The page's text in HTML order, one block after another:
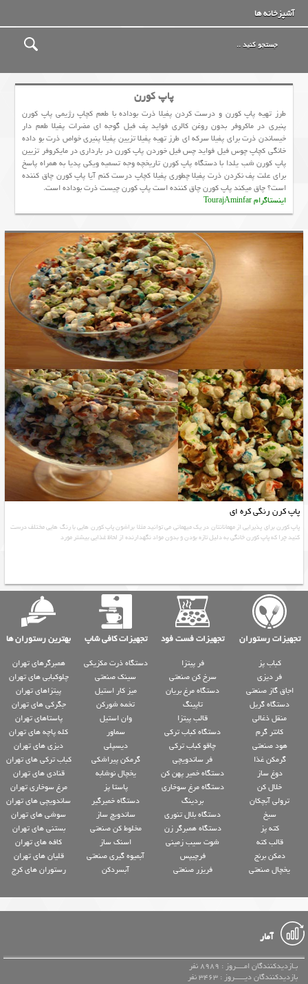
آشپزخانه ها
پاپ کورن
طرز تهیه پاپ کورن و درست كردن پفيلا ذرت بوداده با طعم کچاپ رژیمی پاپ کورن
پنیری در ماکروفر بدون روغن کالری فواید پف فیل گوجه ای مضرات پفیلا طعم دار
خیساندن ذرت برای پفیلا سرکه ای طرز تهیه پفیلا تزیین پفیلا پنیری خواص ذرت بو داده
خانگی کچاپ چوس فیل فواید چس فیل خوردن پاپ کورن در بارداری در مایکروفر تزیین
پاپ کورن شب یلدا با دستگاه پاپ کورن تاریخچه وجه تسمیه ویکی پدیا به همراه پاسخ
برای علت پف نکردن ذرت پفیلا چطوری پفیلا کچاپ درست کنم آیا پاپ کورن چاق کننده
است؟ چاق میکند پاپ کورن چاق کننده است پاپ کورن چیست ذرت بوداده است.
اینستاگرام TourajAminfar
پاپ کرن رنگی کره ای
پاپ کورن برای پذیرایی از مهمانانتان در یک میهمانی می توانید مثلا براشون پاپ کورن هایی با رنگ هایی مختلف درست
کنید چرا که پاپ کورن خانگی به دلیل تازه بودن و بدون مواد نگهدارنده از لحاظ غذایی بیشتر مورد
تجهیزات رستوران تجهیزات فست فود تجهیزات کافی شاپ بهترین رستوران ها
کباب پز
فر دیزی
اجاق گاز صنعتی
دستگاه گریل
منقل ذغالی
کانتر گرم
هود صنعتی
گرمکن غذا
دوغ ساز
خلال کن
ترولی آبچکان
سیخ
کته پز
قالب کته
دمکن برنج
یخچال صنعتی
فر پیتزا
سرخ کن صنعتی
دستگاه مرغ بریان
تاپینگ
قالب پیتزا
دستگاه کباب ترکی
چاقو کباب ترکی
فر ساندویچی
دستگاه خمیر پهن کن
دستگاه مرغ سوخاری
بردینگ
دستگاه بلال تنوری
دستگاه همبرگر زن
شوت سیب زمینی
فرچیپس
فریزر صنعتی
دستگاه ذرت مکزیکی
سینک صنعتی
میز کار استیل
تخمه شورکن
وان استیل
سماور
دیسپلی
گرمکن پیراشکی
یخچال نوشابه
پاستا پز
دستگاه خمیرگیر
ساندویچ ساز
مخلوط کن صنعتی
اسنک ساز
آبمیوه گیری صنعتی
آبسردکن
همبرگرهای تهران
چلوکبابی های تهران
پیتزاهای تهران
جگرکی های تهران
پاستاهای تهران
کله پاچه های تهران
دیزی های تهران
کباب ترکی های تهران
قنادی های تهران
مرغ سوخاری تهران
ساندویچی های تهران
سوشی های تهران
بستنی های تهران
کافه های تهران
قلیان های تهران
رستوران های کرج
آمار
بـازدیدکنندگان امــــروز : 8989 نفر
بازدیدکنندگان دیـــــروز : 3463 نفر